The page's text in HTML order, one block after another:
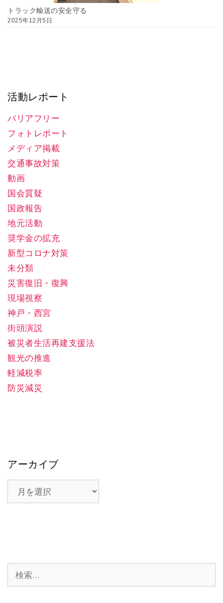
トラック輸送の安全守る
2025年12月5日
活動レポート
バリアフリー
フォトレポート
メディア掲載
交通事故対策
動画
国会質疑
国政報告
地元活動
奨学金の拡充
新型コロナ対策
未分類
災害復旧・復興
現場視察
神戸・西宮
街頭演説
被災者生活再建支援法
観光の推進
軽減税率
防災減災
アーカイブ
索: